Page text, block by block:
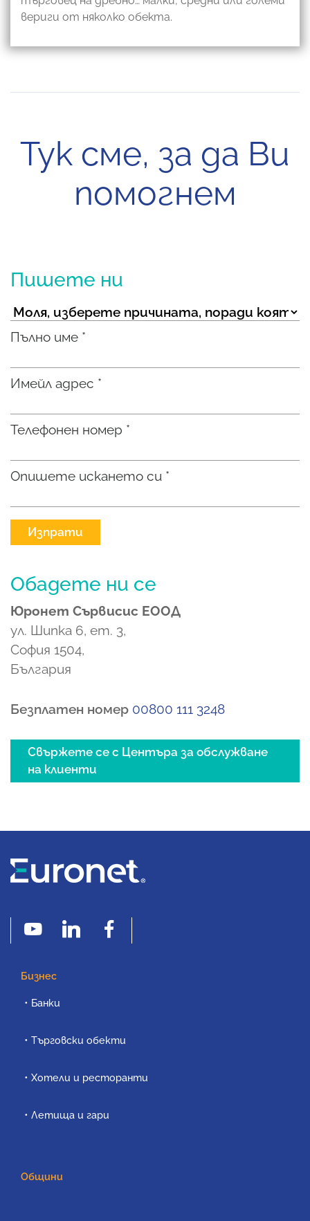
вериги от няколко обекта.
Тук сме, за да Ви
помогнем
Пишете ни
Пълно име *
Имейл адрес *
Телефонен номер *
Опишете искането си *
Изпрати
Обадете ни се
Юронет Сървисис ЕООД
ул. Шипка 6, ет. 3,
София 1504,
България
Безплатен номер 00800 111 3248
Свържете се с Центъра за обслужване
на клиенти
Бизнес
Банки
Търговски обекти
Хотели и ресторанти
Летища и гари
Общини